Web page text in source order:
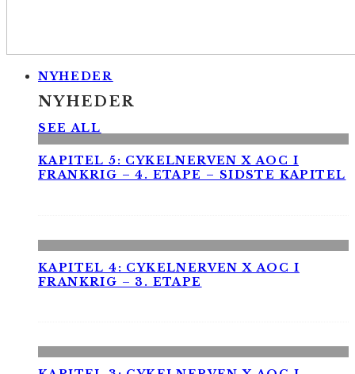
NYHEDER
NYHEDER
SEE ALL
KAPITEL 5: CYKELNERVEN X AOC I
FRANKRIG – 4. ETAPE – SIDSTE KAPITEL
KAPITEL 4: CYKELNERVEN X AOC I
FRANKRIG – 3. ETAPE